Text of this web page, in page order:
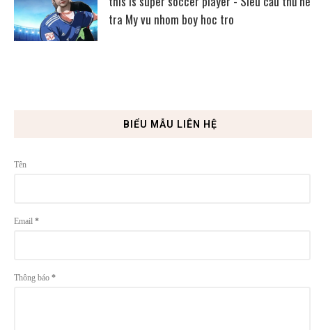
tra My vu nhom boy hoc tro
BIỂU MẪU LIÊN HỆ
Tên
Email *
Thông báo *